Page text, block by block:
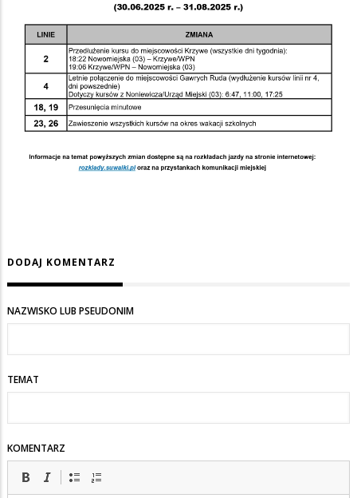
DODAJ KOMENTARZ
NAZWISKO LUB PSEUDONIM
TEMAT
KOMENTARZ